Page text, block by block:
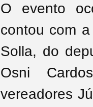
O evento
contou com
Solla, do
Osni
vereadores